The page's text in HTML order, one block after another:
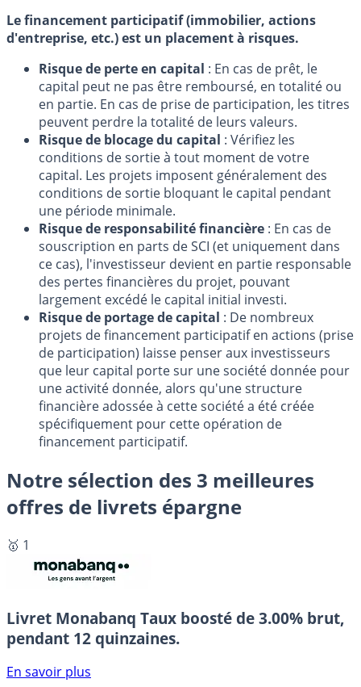
Le financement participatif (immobilier, actions
d'entreprise, etc.) est un placement à risques.
Risque de perte en capital : En cas de prêt, le
capital peut ne pas être remboursé, en totalité ou
en partie. En cas de prise de participation, les titres
peuvent perdre la totalité de leurs valeurs.
Risque de blocage du capital : Vérifiez les
conditions de sortie à tout moment de votre
capital. Les projets imposent généralement des
conditions de sortie bloquant le capital pendant
une période minimale.
Risque de responsabilité financière : En cas de
souscription en parts de SCI (et uniquement dans
ce cas), l'investisseur devient en partie responsable
des pertes financières du projet, pouvant
largement excédé le capital initial investi.
Risque de portage de capital : De nombreux
projets de financement participatif en actions (prise
de participation) laisse penser aux investisseurs
que leur capital porte sur une société donnée pour
une activité donnée, alors qu'une structure
financière adossée à cette société a été créée
spécifiquement pour cette opération de
financement participatif.
Notre sélection des 3 meilleures
offres de livrets épargne
🥇 1
Livret Monabanq Taux boosté de 3.00% brut,
pendant 12 quinzaines.
En savoir plus